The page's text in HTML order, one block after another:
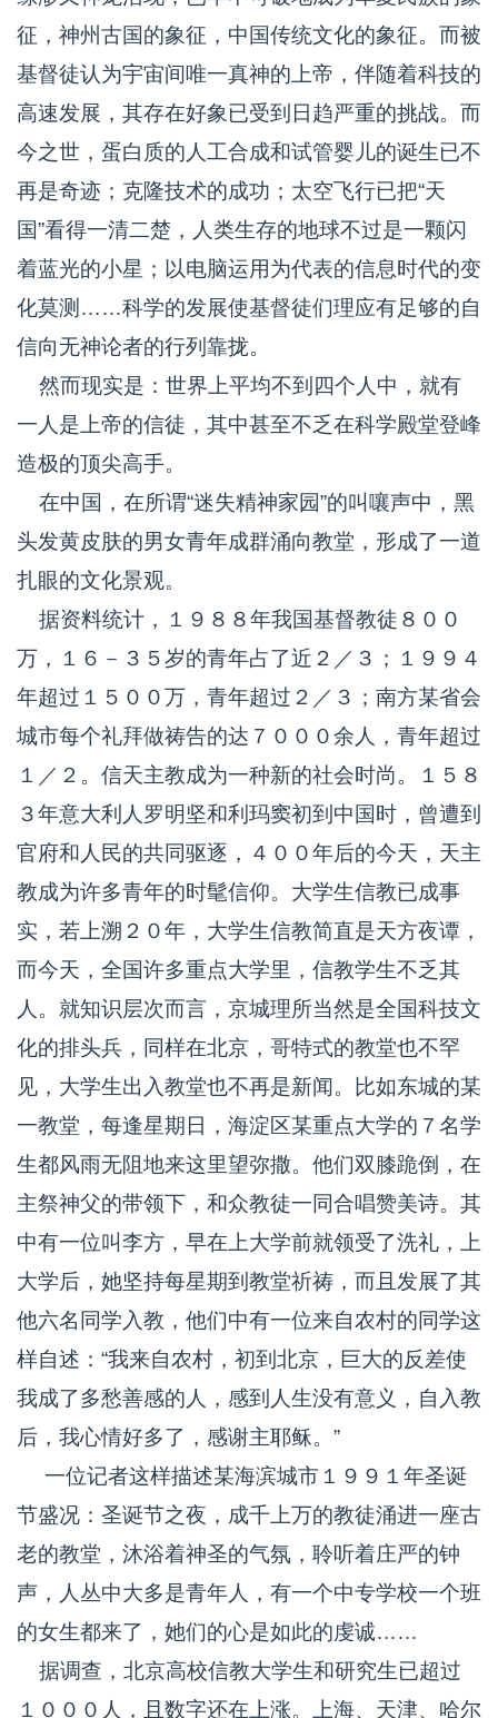
征，神州古国的象征，中国传统文化的象征。而被
基督徒认为宇宙间唯一真神的上帝，伴随着科技的
高速发展，其存在好象已受到日趋严重的挑战。而
今之世，蛋白质的人工合成和试管婴儿的诞生已不
再是奇迹；克隆技术的成功；太空飞行已把“天
国”看得一清二楚，人类生存的地球不过是一颗闪
着蓝光的小星；以电脑运用为代表的信息时代的变
化莫测……科学的发展使基督徒们理应有足够的自
信向无神论者的行列靠拢。
然而现实是：世界上平均不到四个人中，就有
一人是上帝的信徒，其中甚至不乏在科学殿堂登峰
造极的顶尖高手。
在中国，在所谓“迷失精神家园”的叫嚷声中，黑
头发黄皮肤的男女青年成群涌向教堂，形成了一道
扎眼的文化景观。
据资料统计，１９８８年我国基督教徒８００
万，１６－３５岁的青年占了近２／３；１９９４
年超过１５００万，青年超过２／３；南方某省会
城市每个礼拜做祷告的达７０００余人，青年超过
１／２。信天主教成为一种新的社会时尚。１５８
３年意大利人罗明坚和利玛窦初到中国时，曾遭到
官府和人民的共同驱逐，４００年后的今天，天主
教成为许多青年的时髦信仰。大学生信教已成事
实，若上溯２０年，大学生信教简直是天方夜谭，
而今天，全国许多重点大学里，信教学生不乏其
人。就知识层次而言，京城理所当然是全国科技文
化的排头兵，同样在北京，哥特式的教堂也不罕
见，大学生出入教堂也不再是新闻。比如东城的某
一教堂，每逢星期日，海淀区某重点大学的７名学
生都风雨无阻地来这里望弥撒。他们双膝跪倒，在
主祭神父的带领下，和众教徒一同合唱赞美诗。其
中有一位叫李方，早在上大学前就领受了洗礼，上
大学后，她坚持每星期到教堂祈祷，而且发展了其
他六名同学入教，他们中有一位来自农村的同学这
样自述：“我来自农村，初到北京，巨大的反差使
我成了多愁善感的人，感到人生没有意义，自入教
后，我心情好多了，感谢主耶稣。”
一位记者这样描述某海滨城市１９９１年圣诞
节盛况：圣诞节之夜，成千上万的教徒涌进一座古
老的教堂，沐浴着神圣的气氛，聆听着庄严的钟
声，人丛中大多是青年人，有一个中专学校一个班
的女生都来了，她们的心是如此的虔诚……
据调查，北京高校信教大学生和研究生已超过
１０００人，且数字还在上涨。上海、天津、哈尔